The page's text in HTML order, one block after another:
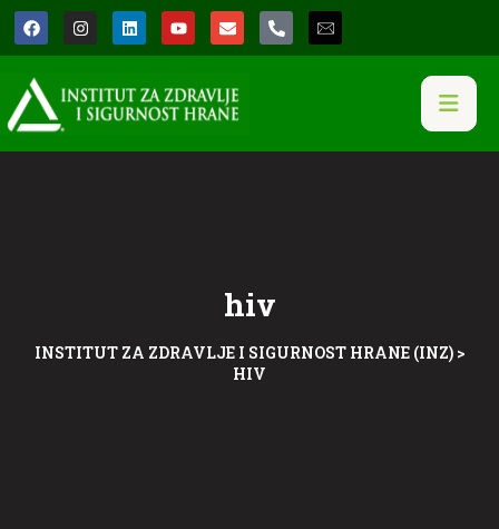
hiv
INSTITUT ZA ZDRAVLJE I SIGURNOST HRANE (INZ)>
HIV